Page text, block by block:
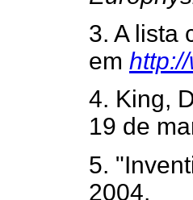
3. A lista
em
4. King,
19 de
5.
2004.